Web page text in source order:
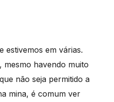
estivemos em várias.
mesmo havendo muito
não seja permitido a
mina, é comum ver